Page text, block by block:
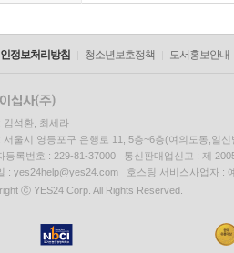
정보처리방침 청소년보호정책 도서홍보안내
김석환, 최세라
서울시 영등포구 은행로 11, 5층~6층(여의도동,일신
등록번호 : 229-81-37000 통신판매업신고 : 제
: yes24help@yes24.com 호스팅 서비스사업자 :
ⓒ YES24 Corp. All Rights Reserved.